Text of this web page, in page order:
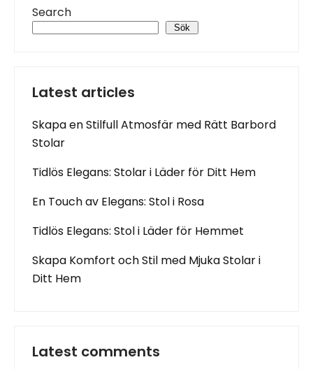
Search
Sök
Latest articles
Skapa en Stilfull Atmosfär med Rätt Barbord
Stolar
Tidlös Elegans: Stolar i Läder för Ditt Hem
En Touch av Elegans: Stol i Rosa
Tidlös Elegans: Stol i Läder för Hemmet
Skapa Komfort och Stil med Mjuka Stolar i
Ditt Hem
Latest comments